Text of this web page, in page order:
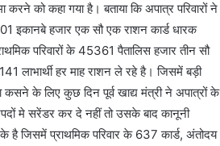
करने को कहा गया है। बताया कि अपात्र परिवारों ने
इकानबे हजार एक सौ एक राशन कार्ड धारक
परिवारों के 45361 पैतालिस हजार तीन सौ
लाभार्थी हर माह राशन ले रहे है। जिसमें बड़ी
के लिए कुछ दिन पूर्व खाद्य मंत्री ने अपात्रों के
मे सरेंडर कर दे नहीं तो उसके बाद कानूनी
है जिसमें प्राथमिक परिवार के 637 कार्ड, अंतोदय